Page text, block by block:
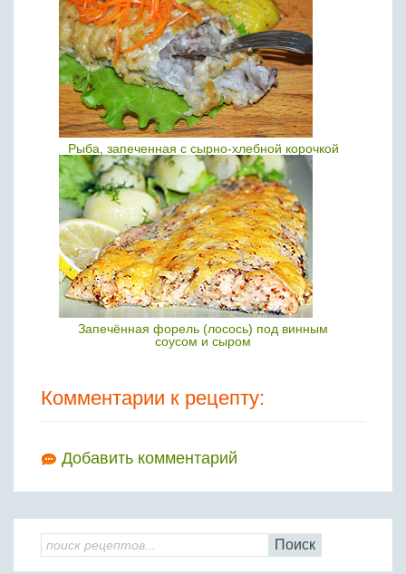
Рыба, запеченная с сырно-хлебной корочкой
Запечённая форель (лосось) под винным
соусом и сыром
Комментарии к рецепту:
Добавить комментарий
Поиск